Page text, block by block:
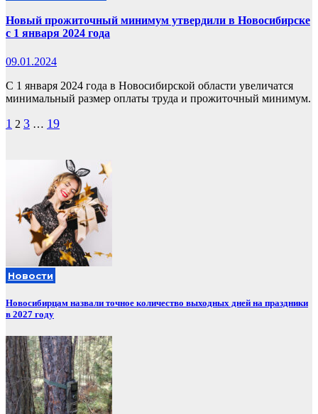
Новый прожиточный минимум утвердили в Новосибирске
с 1 января 2024 года
09.01.2024
С 1 января 2024 года в Новосибирской области увеличатся
минимальный размер оплаты труда и прожиточный минимум.
Пагинация
1 2 3 … 19
Новости
Новосибирцам назвали точное количество выходных дней на праздники
в 2027 году